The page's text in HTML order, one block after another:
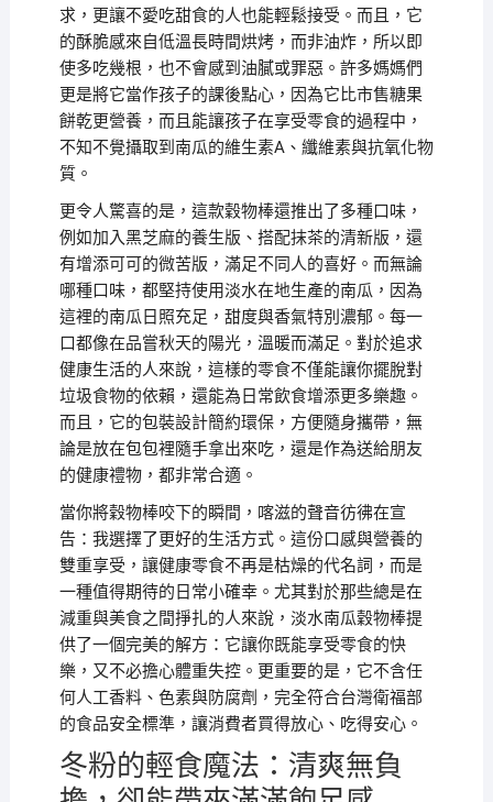
求，更讓不愛吃甜食的人也能輕鬆接受。而且，它
的酥脆感來自低溫長時間烘烤，而非油炸，所以即
使多吃幾根，也不會感到油膩或罪惡。許多媽媽們
更是將它當作孩子的課後點心，因為它比市售糖果
餅乾更營養，而且能讓孩子在享受零食的過程中，
不知不覺攝取到南瓜的維生素A、纖維素與抗氧化物
質。
更令人驚喜的是，這款穀物棒還推出了多種口味，
例如加入黑芝麻的養生版、搭配抹茶的清新版，還
有增添可可的微苦版，滿足不同人的喜好。而無論
哪種口味，都堅持使用淡水在地生產的南瓜，因為
這裡的南瓜日照充足，甜度與香氣特別濃郁。每一
口都像在品嘗秋天的陽光，溫暖而滿足。對於追求
健康生活的人來說，這樣的零食不僅能讓你擺脫對
垃圾食物的依賴，還能為日常飲食增添更多樂趣。
而且，它的包裝設計簡約環保，方便隨身攜帶，無
論是放在包包裡隨手拿出來吃，還是作為送給朋友
的健康禮物，都非常合適。
當你將穀物棒咬下的瞬間，喀滋的聲音彷彿在宣
告：我選擇了更好的生活方式。這份口感與營養的
雙重享受，讓健康零食不再是枯燥的代名詞，而是
一種值得期待的日常小確幸。尤其對於那些總是在
減重與美食之間掙扎的人來說，淡水南瓜穀物棒提
供了一個完美的解方：它讓你既能享受零食的快
樂，又不必擔心體重失控。更重要的是，它不含任
何人工香料、色素與防腐劑，完全符合台灣衛福部
的食品安全標準，讓消費者買得放心、吃得安心。
冬粉的輕食魔法：清爽無負